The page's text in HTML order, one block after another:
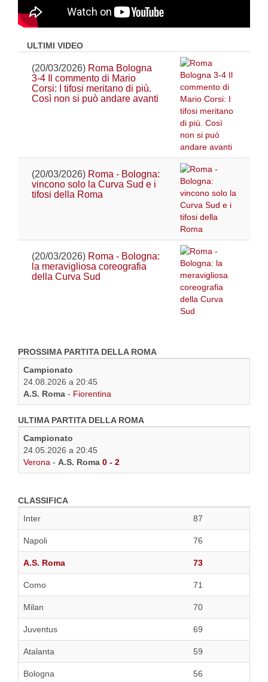
ULTIMI VIDEO
(20/03/2026) Roma Bologna
3-4 Il commento di Mario
Corsi: I tifosi meritano di più.
Così non si può andare avanti
(20/03/2026) Roma - Bologna:
vincono solo la Curva Sud e i
tifosi della Roma
(20/03/2026) Roma - Bologna:
la meravigliosa coreografia
della Curva Sud
PROSSIMA PARTITA DELLA ROMA
Campionato
24.08.2026 a 20:45
A.S. Roma - Fiorentina
ULTIMA PARTITA DELLA ROMA
Campionato
24.05.2026 a 20:45
Verona - A.S. Roma 0 - 2
CLASSIFICA
Inter
87
Napoli 76
A.S. Roma 73
Como 71
Milan 70
Juventus 69
Atalanta 59
Bologna 56